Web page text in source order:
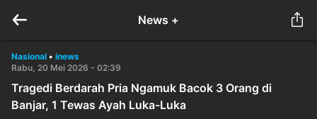
News +
Nasional • inews
Rabu, 20 Mei 2026 - 02:39
Tragedi Berdarah Pria Ngamuk Bacok 3 Orang di
Banjar, 1 Tewas Ayah Luka-Luka